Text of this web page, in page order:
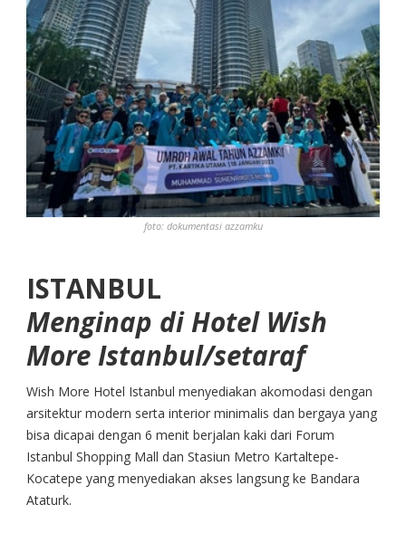
foto: dokumentasi azzamku
ISTANBUL
Menginap di Hotel Wish
More Istanbul/setaraf
Wish More Hotel Istanbul menyediakan akomodasi dengan
arsitektur modern serta interior minimalis dan bergaya yang
bisa dicapai dengan 6 menit berjalan kaki dari Forum
Istanbul Shopping Mall dan Stasiun Metro Kartaltepe-
Kocatepe yang menyediakan akses langsung ke Bandara
Ataturk.